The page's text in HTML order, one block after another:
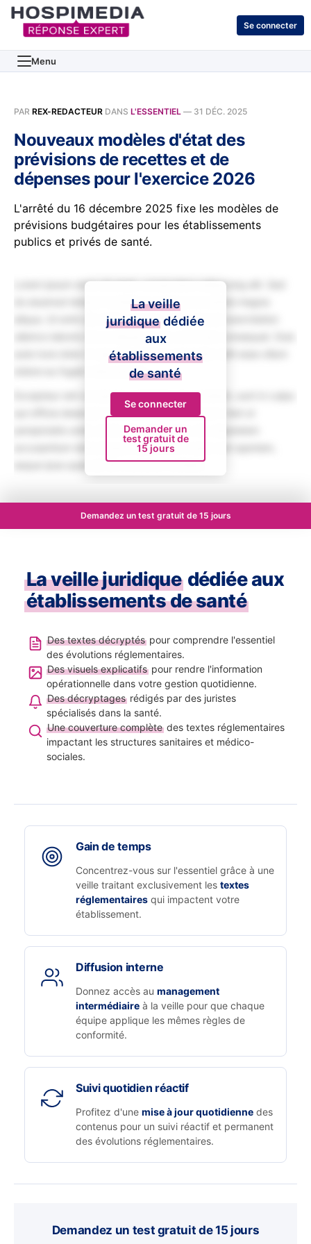
Se connecter
Menu
PAR REX-REDACTEUR DANS L'ESSENTIEL — 31 DÉC. 2025
Nouveaux modèles d'état des
prévisions de recettes et de
dépenses pour l'exercice 2026
L'arrêté du 16 décembre 2025 fixe les modèles de
prévisions budgétaires pour les établissements
publics et privés de santé.
Lorem ipsum dolor sit amet, consectetur adipiscing elit. Sed
do eiusmod tempor incididunt ut labore et dolore magna
aliqua. Ut enim ad minim veniam, quis nostrud exercitation
ullamco laboris nisi ut aliquip ex ea commodo consequat. Duis
aute irure dolor in reprehenderit in voluptate velit esse cillum
dolore eu fugiat nulla pariatur.
Excepteur sint occaecat cupidatat non proident, sunt in culpa
qui officia deserunt mollit anim id est laborum. Sed ut
perspiciatis unde omnis iste natus error sit voluptatem
accusantium doloremque laudantium, totam rem aperiam,
eaque ipsa quae ab illo inventore veritatis.
La veille
juridique dédiée
aux
établissements
de santé
Se connecter
Demander un
test gratuit de
15 jours
Demandez un test gratuit de 15 jours
La veille juridique dédiée aux
établissements de santé
Des textes décryptéspour comprendre l'essentiel
des évolutions réglementaires.
Des visuels explicatifspour rendre l'information
opérationnelle dans votre gestion quotidienne.
Des décryptagesrédigés par des juristes
spécialisés dans la santé.
Une couverture complètedes textes réglementaires
impactant les structures sanitaires et médico-
sociales.
Gain de temps
Concentrez-vous sur l'essentiel grâce à une
veille traitant exclusivement les textes
réglementaires qui impactent votre
établissement.
Diffusion interne
Donnez accès au management
intermédiaire à la veille pour que chaque
équipe applique les mêmes règles de
conformité.
Suivi quotidien réactif
Profitez d'une mise à jour quotidienne des
contenus pour un suivi réactif et permanent
des évolutions réglementaires.
Demandez un test gratuit de 15 jours